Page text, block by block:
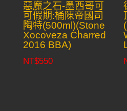
惡魔之石-墨西哥可
可假期:桶陳帝國司
陶特(500ml)(Stone
Xocoveza Charred
2016 BBA)
NT$550